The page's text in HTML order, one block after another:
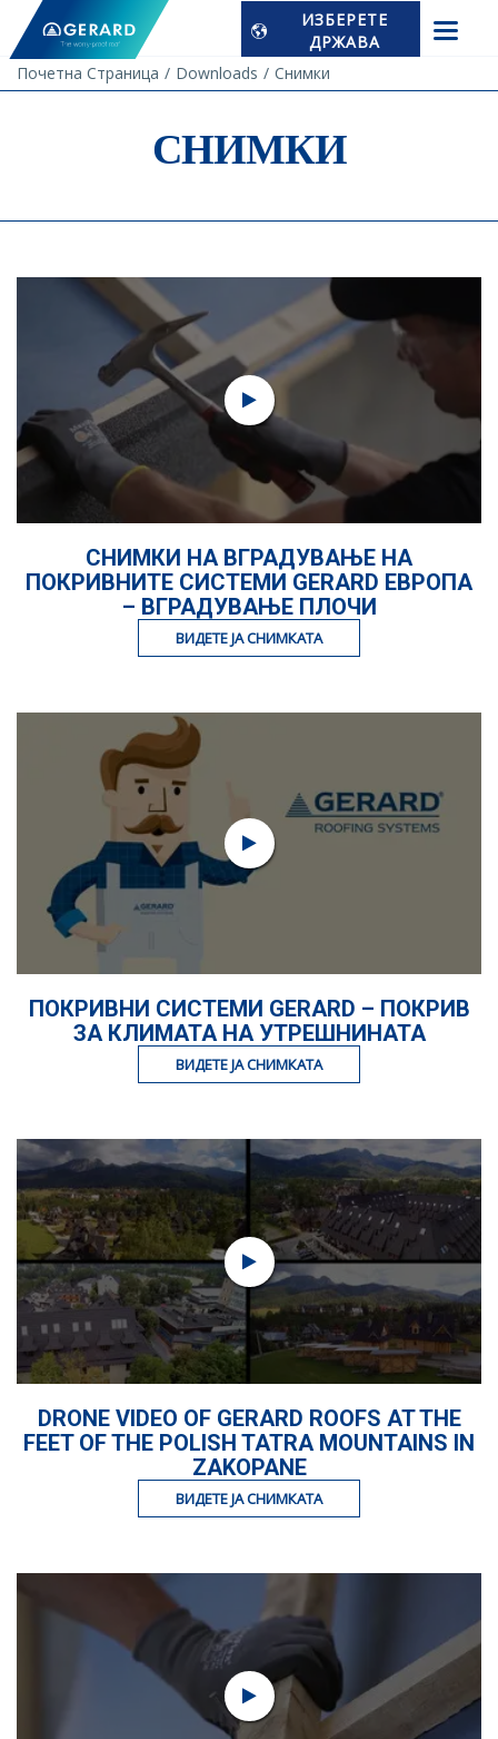
ИЗБЕРЕТЕ
ДРЖАВА
Почетна Страница
Downloads Снимки
СНИМКИ
СНИМКИ НА ВГРАДУВАЊЕ НА
ПОКРИВНИТЕ СИСТЕМИ GERARD ЕВРОПА
– ВГРАДУВАЊЕ ПЛОЧИ
ВИДЕТЕ ЈА СНИМКАТА
ПОКРИВНИ СИСТЕМИ GERARD – ПОКРИВ
ЗА КЛИМАТА НА УТРЕШНИНАТА
ВИДЕТЕ ЈА СНИМКАТА
DRONE VIDEO OF GERARD ROOFS AT THE
FEET OF THE POLISH TATRA MOUNTAINS IN
ZAKOPANE
ВИДЕТЕ ЈА СНИМКАТА